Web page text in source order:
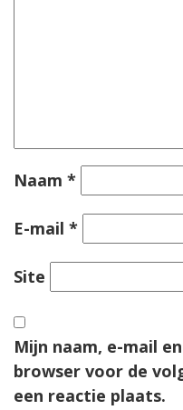
Naam *
E-mail *
Site
Mijn naam, e-mail
browser voor de
een reactie plaats.